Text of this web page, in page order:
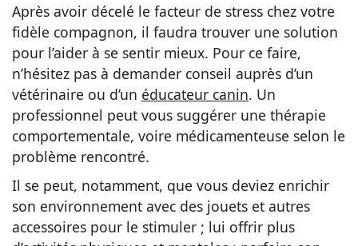
Après avoir décelé le facteur de stress chez votre
fidèle compagnon, il faudra trouver une solution
pour l’aider à se sentir mieux. Pour ce faire,
n’hésitez pas à demander conseil auprès d’un
vétérinaire ou d’un éducateur canin. Un
professionnel peut vous suggérer une thérapie
comportementale, voire médicamenteuse selon le
problème rencontré.
Il se peut, notamment, que vous deviez enrichir
son environnement avec des jouets et autres
accessoires pour le stimuler ; lui offrir plus